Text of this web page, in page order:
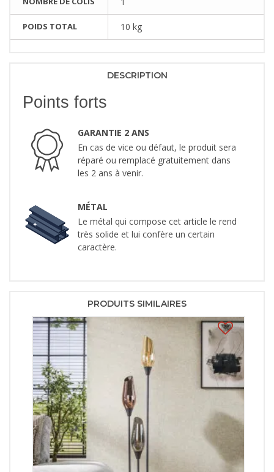
POIDS TOTAL 10 kg
DESCRIPTION
Points forts
GARANTIE 2 ANS
En cas de vice ou défaut, le produit sera
réparé ou remplacé gratuitement dans
les 2 ans à venir.
MÉTAL
Le métal qui compose cet article le rend
très solide et lui confère un certain
caractère.
PRODUITS SIMILAIRES